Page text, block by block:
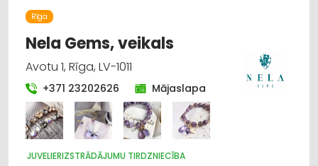
BŪVMATERIĀLU, BŪVKONSTRUKCIJU TIRDZNIECĪBA
BŪVMATERIĀLU, BŪVKONSTRUKCIJU VAIRUMTIRDZNIECĪBA
APDARES MATERIĀLI: TIRDZNIECĪBA
Rīga
Nela Gems, veikals
Avotu 1, Rīga, LV-1011
+371 23202626 Mājaslapa
JUVELIERIZSTRĀDĀJUMU TIRDZNIECĪBA